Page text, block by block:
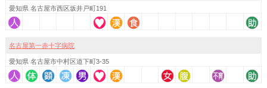
愛知県 名古屋市西区坂井戸町191
名古屋第一赤十字病院
愛知県 名古屋市中村区道下町3-35